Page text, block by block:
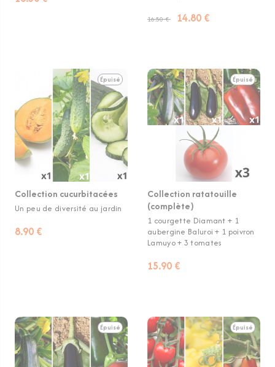
16.50 € 14.80 €
Épuisé
Collection cucurbitacées
Un peu de diversité au jardin
8.90 €
Épuisé
Collection ratatouille
(complète)
1 courgette Diamant + 1
aubergine Baluroi + 1 poivron
Lamuyo + 3 tomates
15.90 €
Épuisé Épuisé